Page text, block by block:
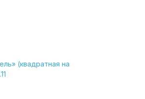
(квадратная на